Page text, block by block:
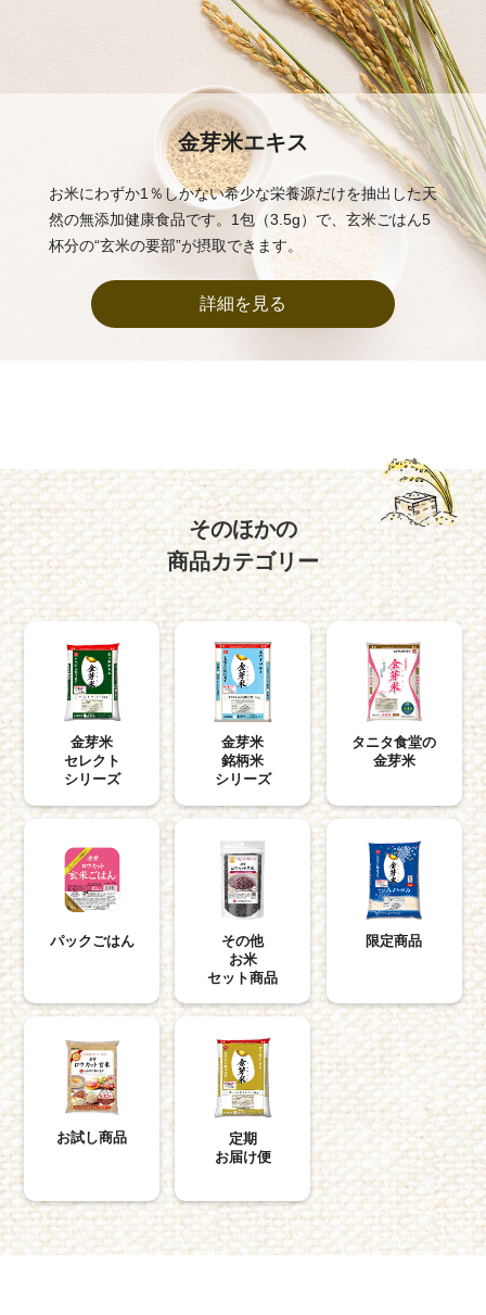
金芽米エキス
お米にわずか1％しかない希少な栄養源だけを抽出した天
然の無添加健康食品です。1包（3.5g）で、玄米ごはん5
杯分の“玄米の要部”が摂取できます。
詳細を見る
そのほかの
商品カテゴリー
金芽米
セレクト
シリーズ
金芽米
銘柄米
シリーズ
タニタ食堂の
金芽米
パックごはん
その他
お米
セット商品
限定商品
お試し商品
定期
お届け便